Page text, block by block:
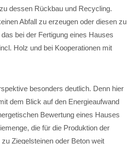
dessen Rückbau und Recycling.
Abfall zu erzeugen oder diesen zu
bei der Fertigung eines Hauses
Holz und bei Kooperationen mit
besonders deutlich. Denn hier
dem Blick auf den Energieaufwand
Bewertung eines Hauses
die für die Produktion der
Ziegelsteinen oder Beton weit